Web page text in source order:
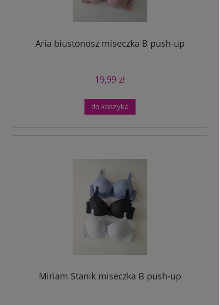
Aria biustonosz miseczka B push-up
19,99 zł
do koszyka
Miriam Stanik miseczka B push-up